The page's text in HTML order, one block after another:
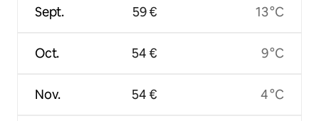
Sept.
Oct.
Nov.
59 €
54 €
54 €
13 °C
9 °C
4 °C